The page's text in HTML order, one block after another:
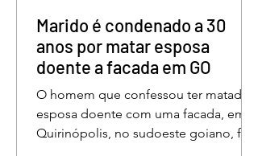
aos educadores muito mais do que
Marido é condenado a 30
anos por matar esposa
doente a facada em GO
O homem que confessou ter matado a
esposa doente com uma facada, em
Quirinópolis, no sudoeste goiano, foi